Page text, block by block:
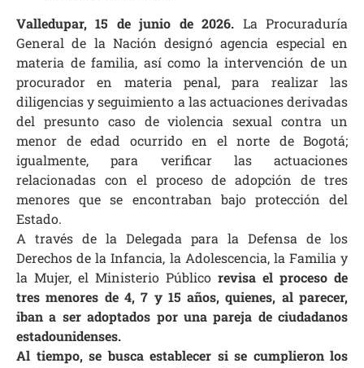
Valledupar, 15 de junio de 2026. ​ La Procuraduría
General de la Nación designó agencia especial en
materia de familia, así como la intervención de un
procurador en materia penal, para realizar las
diligencias y seguimiento a las actuaciones derivadas
del presunto caso de violencia sexual contra un
menor de edad ocurrido en el norte de Bogotá;
igualmente, para verificar las actuaciones
relacionadas con el proceso de adopción de tres
menores que se encontraban bajo protección del
Estado.
A través de la Delegada para la Defensa de los
Derechos de la Infancia, la Adolescencia, la Familia y
la Mujer, el Ministerio Público revisa el proceso de
tres menores de 4, 7 y 15 años, quienes, al parecer,
iban a ser adoptados por una pareja de ciudadanos
estadounidenses.
Al tiempo, se busca establecer si se cumplieron los